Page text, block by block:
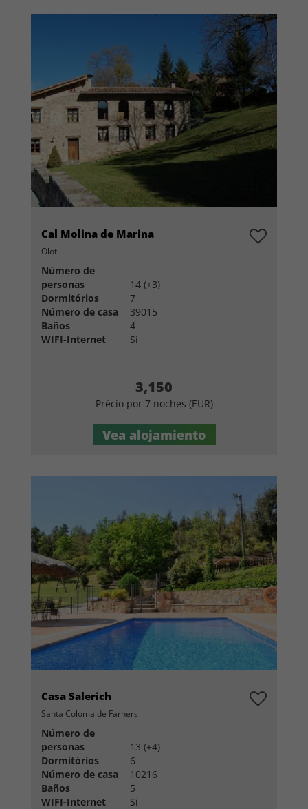
Cal Molina de Marina
Olot
Número de
personas
14 (+3)
Dormitórios
7
Número de casa
39015
Baños
4
WIFI-Internet
Si
3,150
Précio por 7 noches (EUR)
Vea alojamiento
Casa Salerich
Santa Coloma de Farners
Número de
personas
13 (+4)
Dormitórios
6
Número de casa
10216
Baños
5
WIFI-Internet
Si